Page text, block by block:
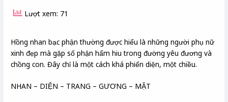
Lượt xem: 71
Hồng nhan bạc phận thường được hiểu là những người phụ nữ
xinh đẹp mà gặp số phận hẩm hiu trong đường yêu đương và
chồng con. Đây chỉ là một cách khá phiến diện, một chiều.
NHAN – DIỆN – TRANG – GƯƠNG – MẶT